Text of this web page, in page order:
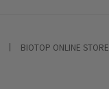
BIOTOP ONLINE STORE